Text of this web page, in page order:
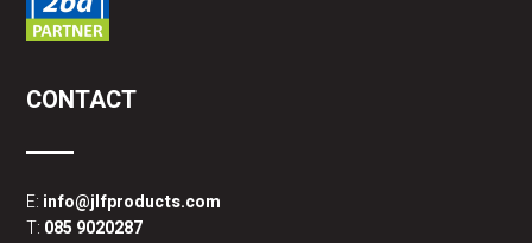
CONTACT
E: info@jlfproducts.com
T: 085 9020287